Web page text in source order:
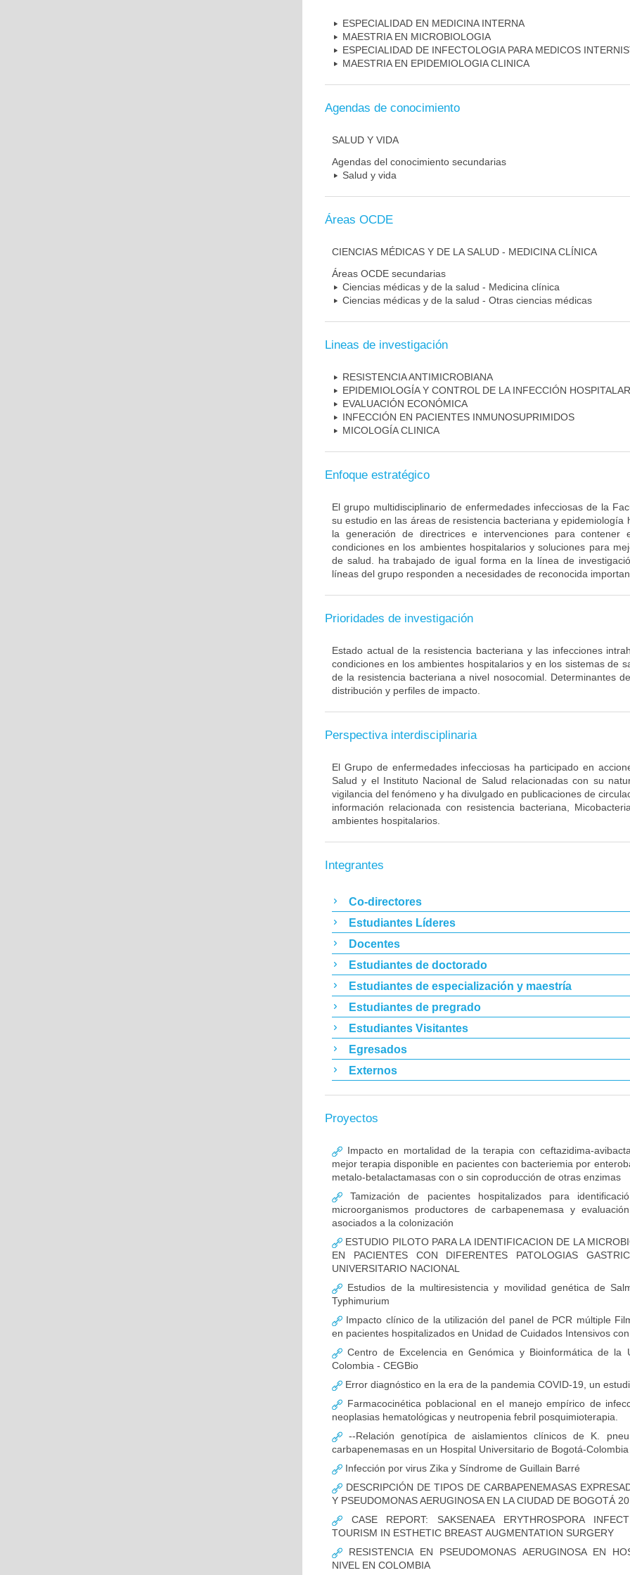
ESPECIALIDAD EN MEDICINA INTERNA
MAESTRIA EN MICROBIOLOGIA
ESPECIALIDAD DE INFECTOLOGIA PARA MEDICOS
MAESTRIA EN EPIDEMIOLOGIA CLINICA
Agendas de conocimiento
SALUD Y VIDA
Agendas del conocimiento secundarias
Salud y vida
Áreas OCDE
CIENCIAS MÉDICAS Y DE LA SALUD - MEDICINA CLÍNICA
Áreas OCDE secundarias
Ciencias médicas y de la salud - Medicina clínica
Ciencias médicas y de la salud - Otras ciencias médicas
Lineas de investigación
RESISTENCIA ANTIMICROBIANA
EPIDEMIOLOGÍA Y CONTROL DE LA INFECCIÓN
EVALUACIÓN ECONÓMICA
INFECCIÓN EN PACIENTES INMUNOSUPRIMIDOS
MICOLOGÍA CLINICA
Enfoque estratégico
El grupo multidisciplinario de enfermedades infecciosas de la
su estudio en las áreas de resistencia bacteriana y epidemiología
la generación de directrices e intervenciones para contener
condiciones en los ambientes hospitalarios y soluciones para
de salud. ha trabajado de igual forma en la línea de
líneas del grupo responden a necesidades de reconocida
Prioridades de investigación
Estado actual de la resistencia bacteriana y las infecciones
condiciones en los ambientes hospitalarios y en los sistemas de
de la resistencia bacteriana a nivel nosocomial. Determinantes
distribución y perfiles de impacto.
Perspectiva interdisciplinaria
El Grupo de enfermedades infecciosas ha participado en
Salud y el Instituto Nacional de Salud relacionadas con su
vigilancia del fenómeno y ha divulgado en publicaciones de
información relacionada con resistencia bacteriana,
ambientes hospitalarios.
Integrantes
Co-directores
Estudiantes Líderes
Docentes
Estudiantes de doctorado
Estudiantes de especialización y maestría
Estudiantes de pregrado
Estudiantes Visitantes
Egresados
Externos
Proyectos
Impacto en mortalidad de la terapia con ceftazidima-
mejor terapia disponible en pacientes con bacteriemia por
metalo-betalactamasas con o sin coproducción de otras enzimas
Tamización de pacientes hospitalizados para
microorganismos productores de carbapenemasa y
asociados a la colonización
ESTUDIO PILOTO PARA LA IDENTIFICACION DE LA
EN PACIENTES CON DIFERENTES PATOLOGIAS
UNIVERSITARIO NACIONAL
Estudios de la multiresistencia y movilidad genética de
Typhimurium
Impacto clínico de la utilización del panel de PCR múltiple
en pacientes hospitalizados en Unidad de Cuidados Intensivos
Centro de Excelencia en Genómica y Bioinformática de la
Colombia - CEGBio
Error diagnóstico en la era de la pandemia COVID-19, un
Farmacocinética poblacional en el manejo empírico de
neoplasias hematológicas y neutropenia febril posquimioterapia.
--Relación genotípica de aislamientos clínicos de K.
carbapenemasas en un Hospital Universitario de Bogotá-
Infección por virus Zika y Síndrome de Guillain Barré
DESCRIPCIÓN DE TIPOS DE CARBAPENEMASAS
Y PSEUDOMONAS AERUGINOSA EN LA CIUDAD DE BOGOTÁ
CASE REPORT: SAKSENAEA ERYTHROSPORA
TOURISM IN ESTHETIC BREAST AUGMENTATION SURGERY
RESISTENCIA EN PSEUDOMONAS AERUGINOSA EN
NIVEL EN COLOMBIA